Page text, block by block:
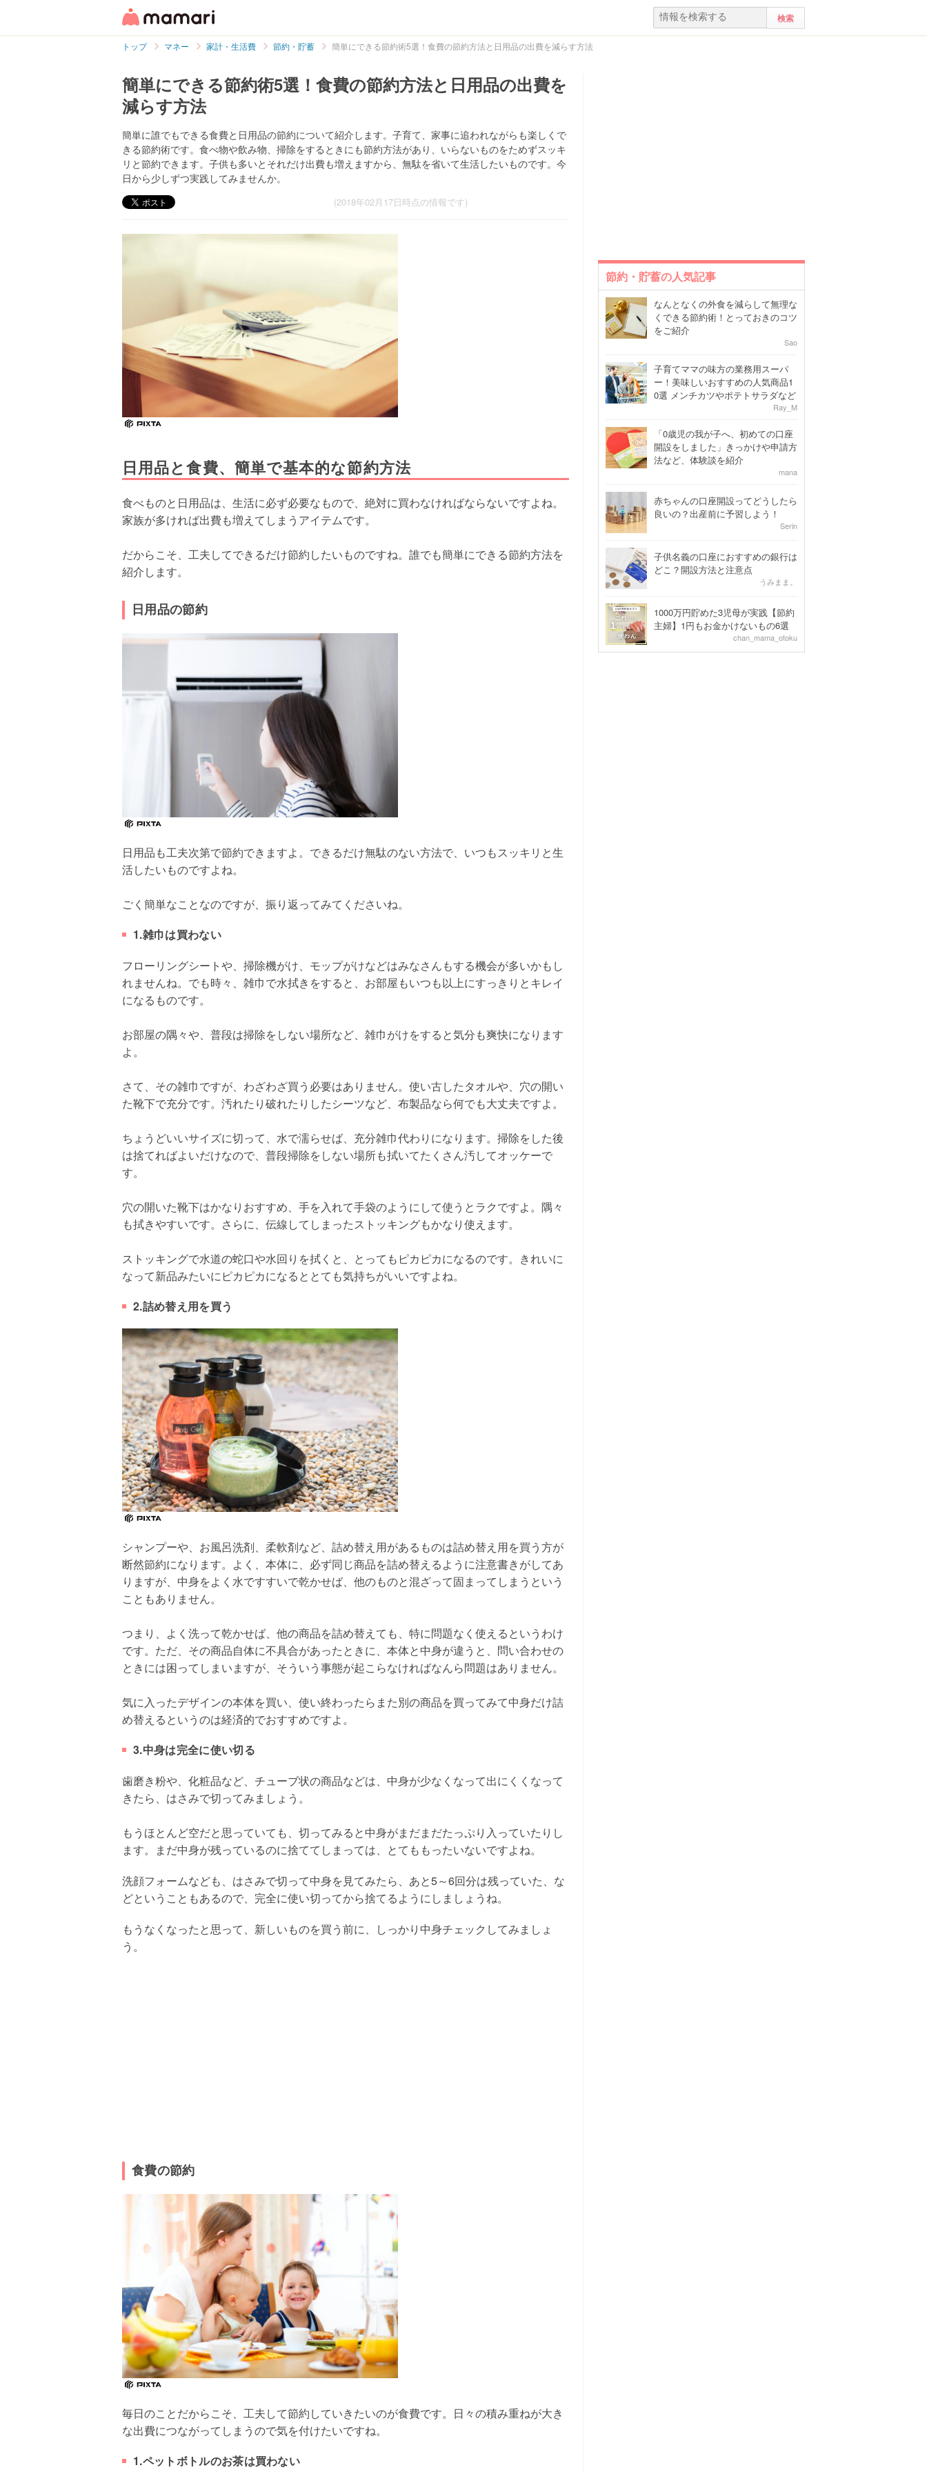
トップ マネー 家計・生活費 節約・貯蓄 簡単にできる節約術5選！食費の節約方法と日用品の出費を減らす方法
簡単にできる節約術5選！食費の節約方法と日用品の出費を
減らす方法
簡単に誰でもできる食費と日用品の節約について紹介します。子育て、家事に追われながらも楽しくで
きる節約術です。食べ物や飲み物、掃除をするときにも節約方法があり、いらないものをためずスッキ
リと節約できます。子供も多いとそれだけ出費も増えますから、無駄を省いて生活したいものです。今
日から少しずつ実践してみませんか。
(2018年02月17日時点の情報です)
日用品と食費、簡単で基本的な節約方法
食べものと日用品は、生活に必ず必要なもので、絶対に買わなければならないですよね。
家族が多ければ出費も増えてしまうアイテムです。
だからこそ、工夫してできるだけ節約したいものですね。誰でも簡単にできる節約方法を
紹介します。
日用品の節約
日用品も工夫次第で節約できますよ。できるだけ無駄のない方法で、いつもスッキリと生
活したいものですよね。
ごく簡単なことなのですが、振り返ってみてくださいね。
1.雑巾は買わない
フローリングシートや、掃除機がけ、モップがけなどはみなさんもする機会が多いかもし
れませんね。でも時々、雑巾で水拭きをすると、お部屋もいつも以上にすっきりとキレイ
になるものです。
お部屋の隅々や、普段は掃除をしない場所など、雑巾がけをすると気分も爽快になります
よ。
さて、その雑巾ですが、わざわざ買う必要はありません。使い古したタオルや、穴の開い
た靴下で充分です。汚れたり破れたりしたシーツなど、布製品なら何でも大丈夫ですよ。
ちょうどいいサイズに切って、水で濡らせば、充分雑巾代わりになります。掃除をした後
は捨てればよいだけなので、普段掃除をしない場所も拭いてたくさん汚してオッケーで
す。
穴の開いた靴下はかなりおすすめ、手を入れて手袋のようにして使うとラクですよ。隅々
も拭きやすいです。さらに、伝線してしまったストッキングもかなり使えます。
ストッキングで水道の蛇口や水回りを拭くと、とってもピカピカになるのです。きれいに
なって新品みたいにピカピカになるととても気持ちがいいですよね。
2.詰め替え用を買う
シャンプーや、お風呂洗剤、柔軟剤など、詰め替え用があるものは詰め替え用を買う方が
断然節約になります。よく、本体に、必ず同じ商品を詰め替えるように注意書きがしてあ
りますが、中身をよく水ですすいで乾かせば、他のものと混ざって固まってしまうという
こともありません。
つまり、よく洗って乾かせば、他の商品を詰め替えても、特に問題なく使えるというわけ
です。ただ、その商品自体に不具合があったときに、本体と中身が違うと、問い合わせの
ときには困ってしまいますが、そういう事態が起こらなければなんら問題はありません。
気に入ったデザインの本体を買い、使い終わったらまた別の商品を買ってみて中身だけ詰
め替えるというのは経済的でおすすめですよ。
3.中身は完全に使い切る
歯磨き粉や、化粧品など、チューブ状の商品などは、中身が少なくなって出にくくなって
きたら、はさみで切ってみましょう。
もうほとんど空だと思っていても、切ってみると中身がまだまだたっぷり入っていたりし
ます。まだ中身が残っているのに捨ててしまっては、とてももったいないですよね。
洗顔フォームなども、はさみで切って中身を見てみたら、あと5～6回分は残っていた、な
どということもあるので、完全に使い切ってから捨てるようにしましょうね。
もうなくなったと思って、新しいものを買う前に、しっかり中身チェックしてみましょ
う。
食費の節約
毎日のことだからこそ、工夫して節約していきたいのが食費です。日々の積み重ねが大き
な出費につながってしまうので気を付けたいですね。
1.ペットボトルのお茶は買わない
節約・貯蓄の人気記事
なんとなくの外食を減らして無理な
くできる節約術！とっておきのコツ
をご紹介
Sao
子育てママの味方の業務用スーパ
ー！美味しいおすすめの人気商品1
0選 メンチカツやポテトサラダなど
Ray_M
「0歳児の我が子へ、初めての口座
開設をしました」きっかけや申請方
法など、体験談を紹介
mana
赤ちゃんの口座開設ってどうしたら
良いの？出産前に予習しよう！
Serin
子供名義の口座におすすめの銀行は
どこ？開設方法と注意点
うみまま。
1000万円貯めた3児母が実践【節約
主婦】1円もお金かけないもの6選
chan_mama_otoku